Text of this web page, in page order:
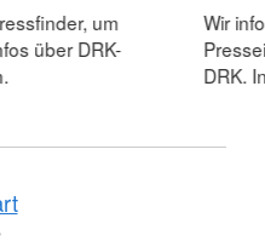
um
über DRK-
Wir
DRK.